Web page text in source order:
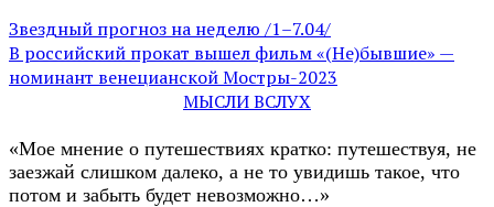
Звездный прогноз на неделю /1–7.04/
В российский прокат вышел фильм «(Не)бывшие» —
номинант венецианской Мостры-2023
МЫСЛИ ВСЛУХ
«Мое мнение о путешествиях кратко: путешествуя, не
заезжай слишком далеко, а не то увидишь такое, что
потом и забыть будет невозможно…»